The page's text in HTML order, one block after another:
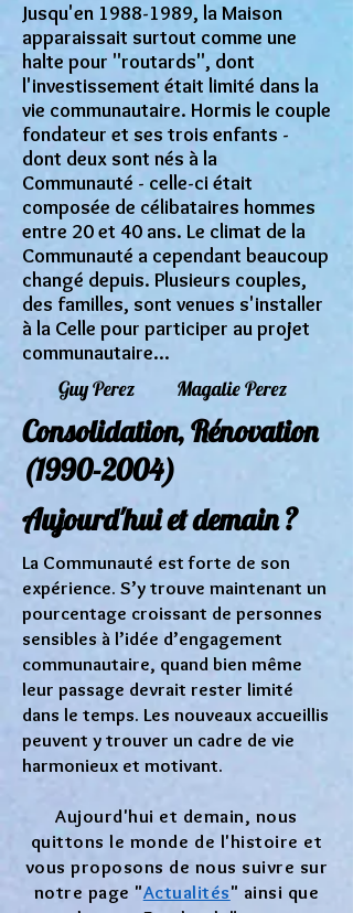
Jusqu'en 1988-1989, la Maison
apparaissait surtout comme une
halte pour "routards", dont
l'investissement était limité dans la
vie communautaire. Hormis le couple
fondateur et ses trois enfants -
dont deux sont nés à la
Communauté - celle-ci était
composée de célibataires hommes
entre 20 et 40 ans. Le climat de la
Communauté a cependant beaucoup
changé depuis. Plusieurs couples,
des familles, sont venues s'installer
à la Celle pour participer au projet
communautaire...
Guy Perez Magalie Perez
Consolidation, Rénovation
(1990-2004)
Aujourd'hui et demain ?
La Communauté est forte de son
expérience. S’y trouve maintenant un
pourcentage croissant de personnes
sensibles à l’idée d’engagement
communautaire, quand bien même
leur passage devrait rester limité
dans le temps. Les nouveaux accueillis
peuvent y trouver un cadre de vie
harmonieux et motivant.
Aujourd'hui et demain, nous
quittons le monde de l'histoire et
vous proposons de nous suivre sur
notre page "Actualités" ainsi que